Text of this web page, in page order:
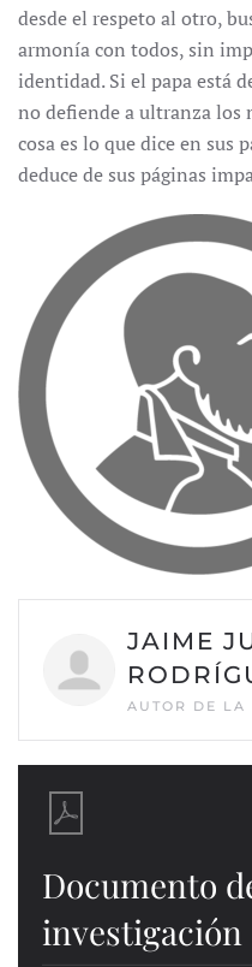
desde el respeto al otro,
armonía con todos, sin
identidad. Si el papa está
no defiende a ultranza los
cosa es lo que dice en sus
deduce de sus páginas
JAIME
AUTOR DE LA
Documento
investigación